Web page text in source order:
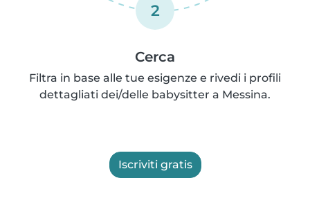
2
Cerca
Filtra in base alle tue esigenze e rivedi i profili
dettagliati dei/delle babysitter a Messina.
Iscriviti gratis